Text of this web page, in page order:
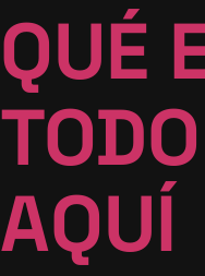
QUÉ
AQUÍ